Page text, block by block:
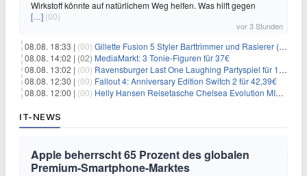
Wirkstoff könnte auf natürlichem Weg helfen. Was hilft gegen
[…] (00)
vor 3 Stunden
08.08. 18:33 | (00) Gillette Fusion 5 Styler Barttrimmer und Rasierer (All in One) für 16€
08.08. 14:02 | (02) MediaMarkt: 3 Tonie-Figuren für 37€
08.08. 13:02 | (00) Ravensburger Last One Laughing Partyspiel für 14,04€
08.08. 12:30 | (00) Fallout 4: Anniversary Edition Switch 2 für 42,39€
08.08. 12:00 | (00) Helly Hansen Reisetasche Chelsea Evolution MID 54L für 29,99€
IT-NEWS
Apple beherrscht 65 Prozent des globalen
Premium-Smartphone-Marktes